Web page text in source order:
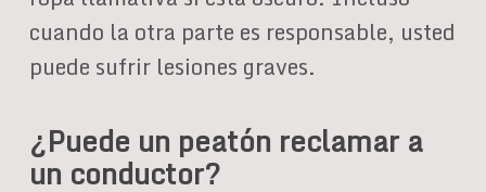
cuando la otra parte es responsable, usted
puede sufrir lesiones graves.
¿Puede un peatón reclamar a
un conductor?